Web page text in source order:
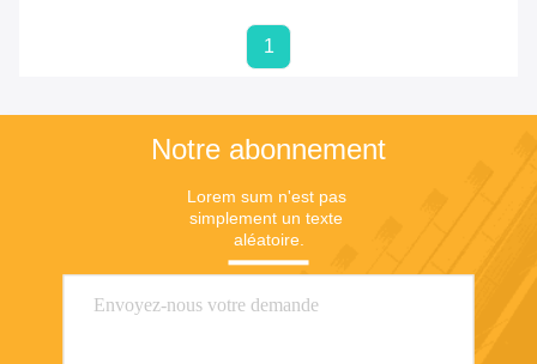
1
Notre abonnement
Lorem sum n'est pas
simplement un texte
aléatoire.